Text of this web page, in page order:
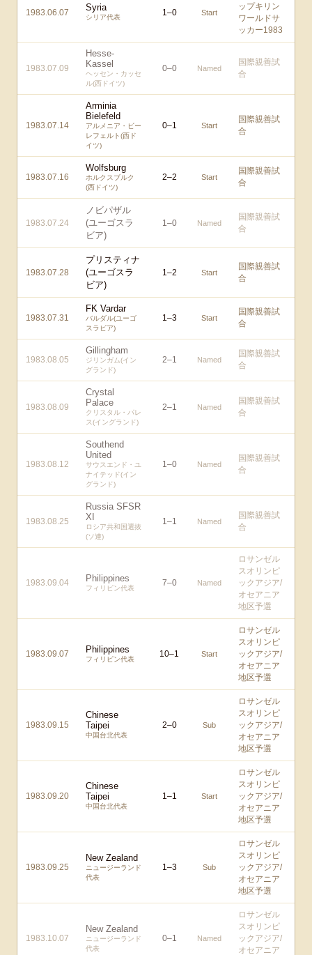
1983.06.07 Syria
シリア代表 1–0 Start
ップキリン
ワールドサ
ッカー1983
1983.07.09
Hesse-
Kassel
ヘッセン・カッセ
ル(西ドイツ)
0–0 Named
国際親善試
合
1983.07.14
Arminia
Bielefeld
アルメニア・ビー
レフェルト(西ド
イツ)
0–1 Start
国際親善試
合
1983.07.16
Wolfsburg
ホルクスブルク
(西ドイツ)
2–2 Start
国際親善試
合
1983.07.24
ノビパザル
(ユーゴスラ
ビア)
1–0 Named
国際親善試
合
1983.07.28
プリスティナ
(ユーゴスラ
ビア)
1–2 Start
国際親善試
合
1983.07.31
FK Vardar
バルダル(ユーゴ
スラビア)
1–3 Start
国際親善試
合
1983.08.05
Gillingham
ジリンガム(イン
グランド)
2–1 Named
国際親善試
合
1983.08.09
Crystal
Palace
クリスタル・パレ
ス(イングランド)
2–1 Named
国際親善試
合
1983.08.12
Southend
United
サウスエンド・ユ
ナイテッド(イン
グランド)
1–0 Named
国際親善試
合
1983.08.25
Russia SFSR
XI
ロシア共和国選抜
(ソ連)
1–1 Named
国際親善試
合
1983.09.04 Philippines
フィリピン代表
7–0 Named
ロサンゼル
スオリンピ
ックアジア/
オセアニア
地区予選
1983.09.07 Philippines
フィリピン代表
10–1 Start
ロサンゼル
スオリンピ
ックアジア/
オセアニア
地区予選
1983.09.15
Chinese
Taipei
中国台北代表
2–0 Sub
ロサンゼル
スオリンピ
ックアジア/
オセアニア
地区予選
1983.09.20
Chinese
Taipei
中国台北代表
1–1 Start
ロサンゼル
スオリンピ
ックアジア/
オセアニア
地区予選
1983.09.25
New Zealand
ニュージーランド
代表
1–3 Sub
ロサンゼル
スオリンピ
ックアジア/
オセアニア
地区予選
1983.10.07
New Zealand
ニュージーランド
代表
0–1 Named
ロサンゼル
スオリンピ
ックアジア/
オセアニア